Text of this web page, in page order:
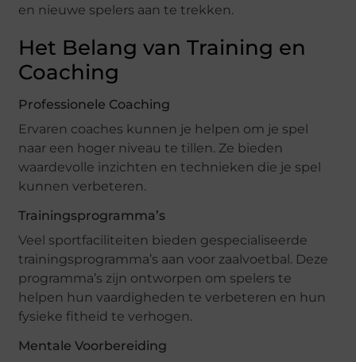
en nieuwe spelers aan te trekken.
Het Belang van Training en
Coaching
Professionele Coaching
Ervaren coaches kunnen je helpen om je spel
naar een hoger niveau te tillen. Ze bieden
waardevolle inzichten en technieken die je spel
kunnen verbeteren.
Trainingsprogramma’s
Veel sportfaciliteiten bieden gespecialiseerde
trainingsprogramma’s aan voor zaalvoetbal. Deze
programma’s zijn ontworpen om spelers te
helpen hun vaardigheden te verbeteren en hun
fysieke fitheid te verhogen.
Mentale Voorbereiding